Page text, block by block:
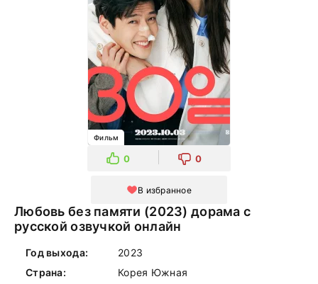
Фильм
0 0
В избранное
Любовь без памяти (2023) дорама с
русской озвучкой онлайн
Год выхода:
2023
Страна:
Корея Южная